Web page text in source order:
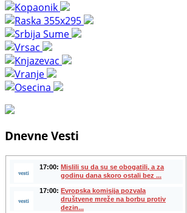
Dnevne Vesti